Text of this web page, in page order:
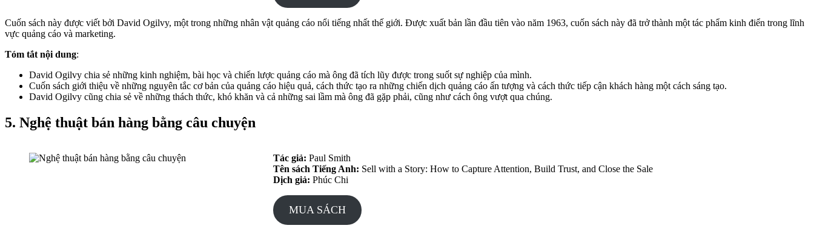
Cuốn sách này được viết bởi David Ogilvy, một trong những nhân vật quảng cáo nổi tiếng nhất thế giới. Được xuất bản lần đầu tiên vào năm 1963, cuốn sách này đã trở thành một tác phẩm kinh điển trong lĩnh
vực quảng cáo và marketing.
Tóm tắt nội dung:
David Ogilvy chia sẻ những kinh nghiệm, bài học và chiến lược quảng cáo mà ông đã tích lũy được trong suốt sự nghiệp của mình.
Cuốn sách giới thiệu về những nguyên tắc cơ bản của quảng cáo hiệu quả, cách thức tạo ra những chiến dịch quảng cáo ấn tượng và cách thức tiếp cận khách hàng một cách sáng tạo.
David Ogilvy cũng chia sẻ về những thách thức, khó khăn và cả những sai lầm mà ông đã gặp phải, cũng như cách ông vượt qua chúng.
5. Nghệ thuật bán hàng bằng câu chuyện
Tác giả: Paul Smith
Tên sách Tiếng Anh: Sell with a Story: How to Capture Attention, Build Trust, and Close the Sale
Dịch giả: Phúc Chi
MUA SÁCH